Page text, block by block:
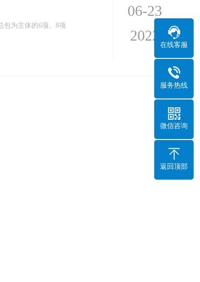
为主体的6项、8项
06-23
2022
在线客服
服务热线
微信咨询
返回顶部